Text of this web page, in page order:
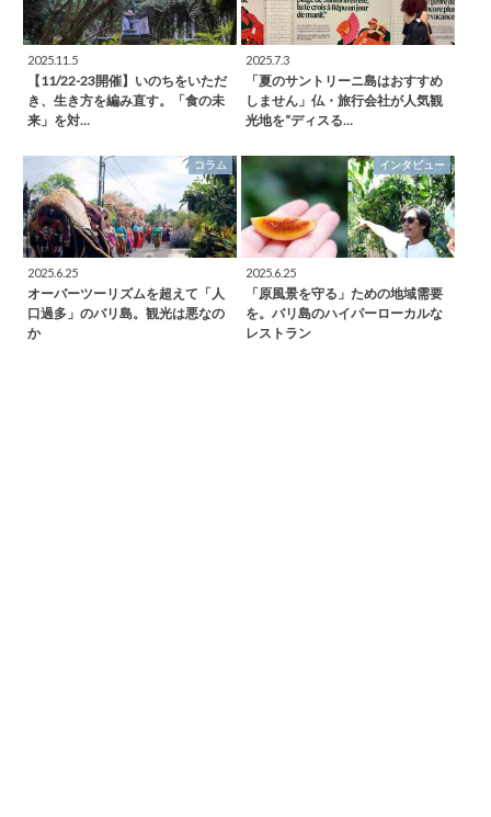
2025.11.5
【11/22-23開催】いのちをいただ
き、生き方を編み直す。「食の未
来」を対…
2025.7.3
「夏のサントリーニ島はおすすめ
しません」仏・旅行会社が人気観
光地を“ディスる…
コラム
2025.6.25
オーバーツーリズムを超えて「人
口過多」のバリ島。観光は悪なの
か
インタビュー
2025.6.25
「原風景を守る」ための地域需要
を。バリ島のハイパーローカルな
レストラン